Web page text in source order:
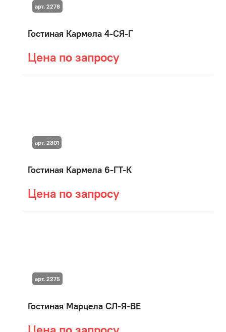
Гостиная Кармела 4-СЯ-Г
Цена по запросу
арт. 2278
Гостиная Кармела 6-ГТ-К
Цена по запросу
арт. 2301
Гостиная Марцела СЛ-Я-ВЕ
арт. 2275